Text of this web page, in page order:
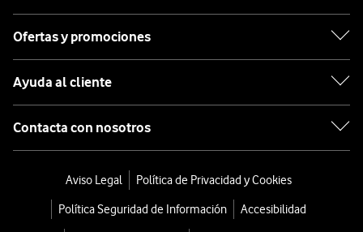
Ofertas y promociones
Ayuda al cliente
Contacta con nosotros
Aviso Legal
Política de Privacidad y Cookies
Política Seguridad de Información
Accesibilidad